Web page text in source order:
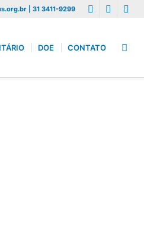
| 31 3411-9299
DOE CONTATO